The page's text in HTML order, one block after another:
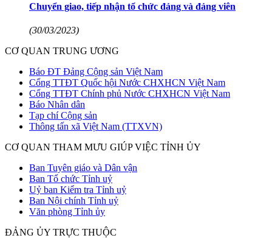
Chuyển giao, tiếp nhận tổ chức đảng và đảng viên
(30/03/2023)
CƠ QUAN TRUNG ƯƠNG
Báo ĐT Đảng Cộng sản Việt Nam
Cổng TTĐT Quốc hội Nước CHXHCN Việt Nam
Cổng TTĐT Chính phủ Nước CHXHCN Việt Nam
Báo Nhân dân
Tạp chí Cộng sản
Thông tấn xã Việt Nam (TTXVN)
CƠ QUAN THAM MƯU GIÚP VIỆC TỈNH ỦY
Ban Tuyên giáo và Dân vận
Ban Tổ chức Tỉnh uỷ
Uỷ ban Kiểm tra Tỉnh uỷ
Ban Nội chính Tỉnh uỷ
Văn phòng Tỉnh ủy
ĐẢNG ỦY TRỰC THUỘC